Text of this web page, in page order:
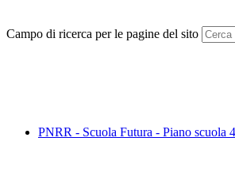
Campo di ricerca per le pagine del sito
PNRR - Scuola Futura - Piano scuola